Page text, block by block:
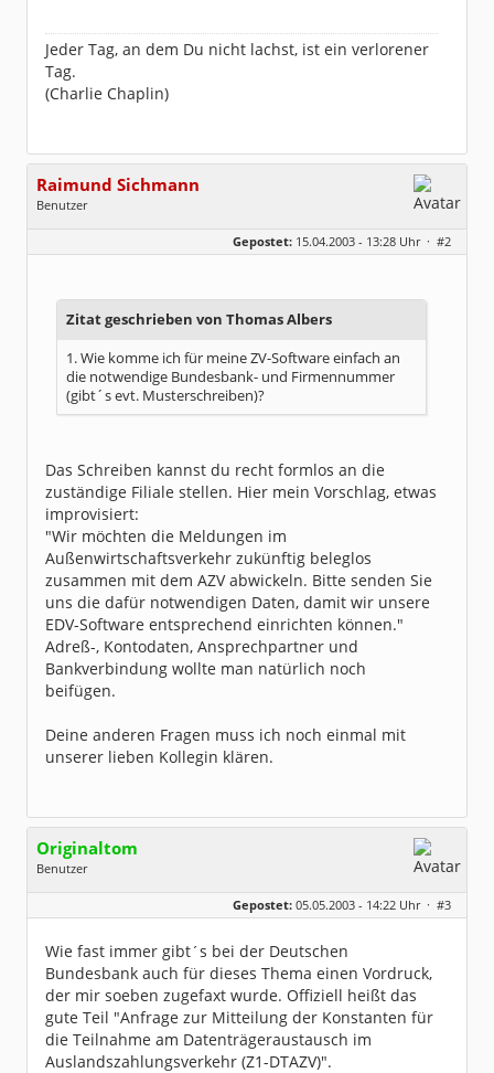
Jeder Tag, an dem Du nicht lachst, ist ein verlorener
Tag.
(Charlie Chaplin)
Raimund Sichmann
Benutzer
Dabei seit:
08 / 2002
Gepostet: 15.04.2003 - 13:28 Uhr · #2
Zitat geschrieben von Thomas Albers
1. Wie komme ich für meine ZV-Software einfach an
die notwendige Bundesbank- und Firmennummer
(gibt´s evt. Musterschreiben)?
Das Schreiben kannst du recht formlos an die
zuständige Filiale stellen. Hier mein Vorschlag, etwas
improvisiert:
"Wir möchten die Meldungen im
Außenwirtschaftsverkehr zukünftig beleglos
zusammen mit dem AZV abwickeln. Bitte senden Sie
uns die dafür notwendigen Daten, damit wir unsere
EDV-Software entsprechend einrichten können."
Adreß-, Kontodaten, Ansprechpartner und
Bankverbindung wollte man natürlich noch
beifügen.
Deine anderen Fragen muss ich noch einmal mit
unserer lieben Kollegin klären.
Originaltom
Benutzer
Geschlecht:
keine Angabe
Beiträge:
217
Gepostet: 05.05.2003 - 14:22 Uhr · #3
Wie fast immer gibt´s bei der Deutschen
Bundesbank auch für dieses Thema einen Vordruck,
der mir soeben zugefaxt wurde. Offiziell heißt das
gute Teil "Anfrage zur Mitteilung der Konstanten für
die Teilnahme am Datenträgeraustausch im
Auslandszahlungsverkehr (Z1-DTAZV)".